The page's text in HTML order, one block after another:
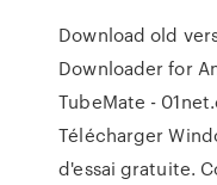
Download old
Downloader for
TubeMate -
Télécharger
d'essai gratuite.